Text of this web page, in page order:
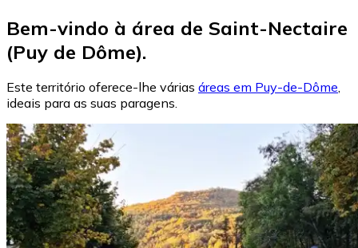
Bem-vindo à área de Saint-Nectaire
(Puy de Dôme).
Este território oferece-lhe várias áreas em Puy-de-Dôme,
ideais para as suas paragens.